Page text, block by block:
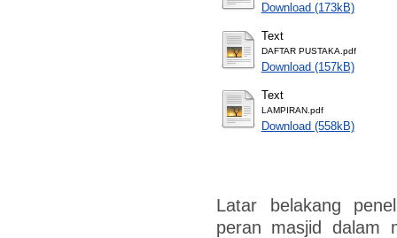
Download (173kB)
Text
DAFTAR PUSTAKA.pdf
Download (157kB)
Text
LAMPIRAN.pdf
Download (558kB)
Latar belakang
peran masjid dalam